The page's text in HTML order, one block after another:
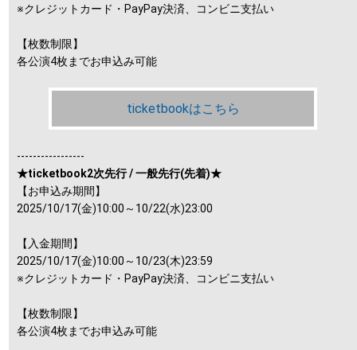
※クレジットカード・PayPay決済、コンビニ支払い
【枚数制限】
各公演4枚までお申込み可能
ticketbookはこちら
-----------------
★ticketbook2次先行 / 一般先行(先着)★
【お申込み期間】
2025/10/17(金)10:00～10/22(水)23:00
【入金期間】
2025/10/17(金)10:00～10/23(木)23:59
※クレジットカード・PayPay決済、コンビニ支払い
【枚数制限】
各公演4枚までお申込み可能